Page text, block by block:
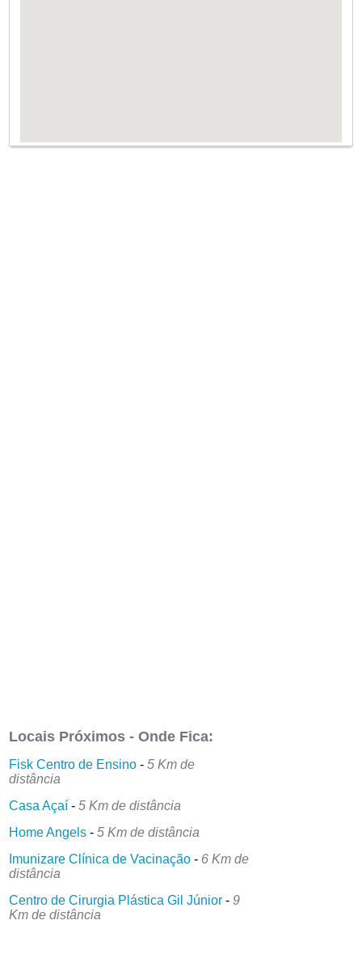
Locais Próximos - Onde Fica:
Fisk Centro de Ensino -5 Km de
distância
Casa Açaí -5 Km de distância
Home Angels -5 Km de distância
Imunizare Clínica de Vacinação - 6 Km de
distância
Centro de Cirurgia Plástica Gil Júnior -9
Km de distância